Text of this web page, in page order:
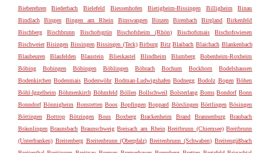
Bieberehren
Biederbach Bielefeld Biessenhofen Bietigheim-Bissingen Billigheim
Binau
Bindlach
Bingen Bingen am Rhein Binswangen Binzen Birenbach Birgland
Birkenfeld
Bischberg
Bischbrunn Bischofsgrün Bischofsheim (Rhön) Bischofsmais
Bischofswiesen
Bischweier Bisingen Bissingen Bissingen (Teck) Bitburg Bitz Blaibach Blaichach Blankenbach
Blaubeuren
Blaufelden Blaustein Blieskastel Blindheim Blumberg
Bobenheim-Roxheim
Böbing
Bobingen Böbingen Böblingen Böbrach Bochum Bockhorn
Bodelshausen
Bodenkirchen Bodenmais Bodenwöhr Bodman-Ludwigshafen Bodnegg Bodolz Bogen Böhen
Böhl-Iggelheim Böhmenkirch Böhmfeld Böllen Bollschweil Bolsterlang Boms Bondorf Bonn
Bonndorf Bönnigheim Bonstetten Boos Bopfingen Boppard Börslingen Börtlingen Bösingen
Böttingen
Bottrop Bötzingen Bous Boxberg Brackenheim Brand Brannenburg
Braubach
Bräunlingen Braunsbach Braunschweig Breisach am Rhein Breitbrunn (Chiemsee) Breitbrunn
(Unterfranken) Breitenberg Breitenbrunn (Oberpfalz) Breitenbrunn (Schwaben) Breitengüßbach